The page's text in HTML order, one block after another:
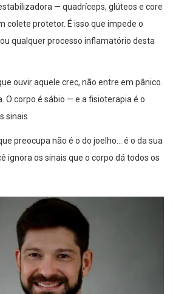
— quadríceps, glúteos e core
colete protetor. É isso que impede o
qualquer processo inflamatório desta
ouvir aquele crec, não entre em pânico.
O corpo é sábio — e a fisioterapia é o
sinais.
preocupa não é o do joelho… é o da sua
ignora os sinais que o corpo dá todos os